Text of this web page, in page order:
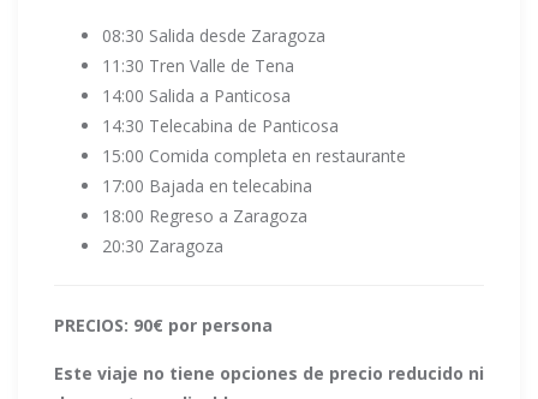
08:30 Salida desde Zaragoza
11:30 Tren Valle de Tena
14:00 Salida a Panticosa
14:30 Telecabina de Panticosa
15:00 Comida completa en restaurante
17:00 Bajada en telecabina
18:00 Regreso a Zaragoza
20:30 Zaragoza
PRECIOS: 90€ por persona
Este viaje no tiene opciones de precio reducido ni